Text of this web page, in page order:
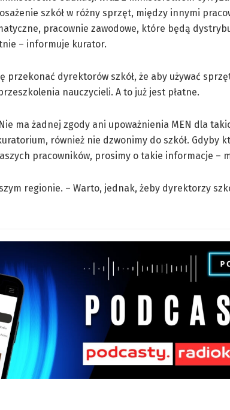
szkół w różny sprzęt, między innymi
pracownie zawodowe, które będą
– informuje kurator.
przekonać dyrektorów szkół, że aby używać
nauczycieli. A to już jest płatne.
ma żadnej zgody ani upoważnienia MEN dla
również nie dzwonimy do szkół. Gdyby
pracowników, prosimy o takie informacje –
regionie. – Warto, jednak, żeby dyrektorzy